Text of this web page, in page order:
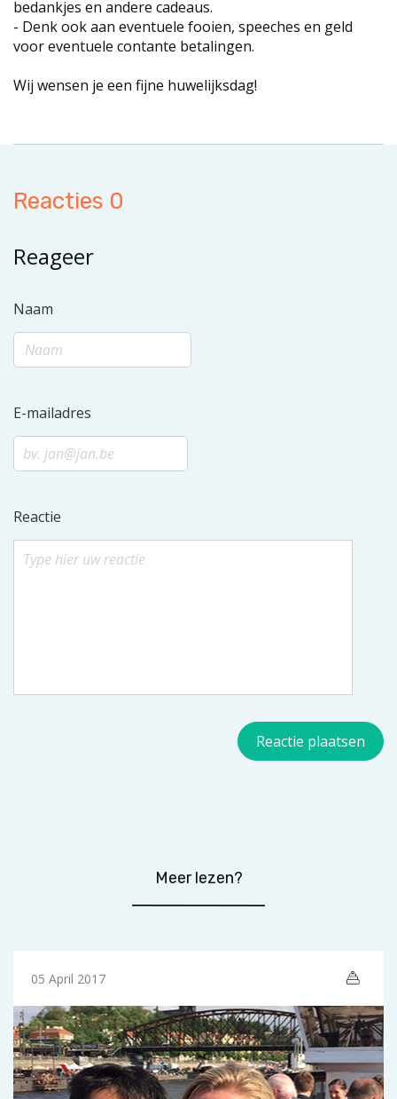
bedankjes en andere cadeaus.
- Denk ook aan eventuele fooien, speeches en geld
voor eventuele contante betalingen.
Wij wensen je een fijne huwelijksdag!
Reacties 0
Reageer
Naam
E-mailadres
Reactie
Reactie plaatsen
Meer lezen?
05 April 2017